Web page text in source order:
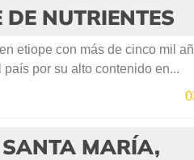
NUTRIENTES
etiope con más de cinco mil
por su alto contenido en...
SANTA MARÍA,